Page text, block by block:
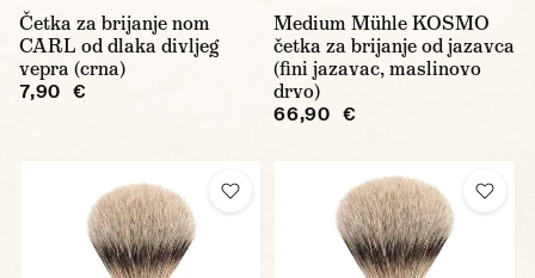
Četka za brijanje nom
CARL od dlaka divljeg
vepra (crna)
7,90 €
Medium Mühle KOSMO
četka za brijanje od jazavca
(fini jazavac, maslinovo
drvo)
66,90 €